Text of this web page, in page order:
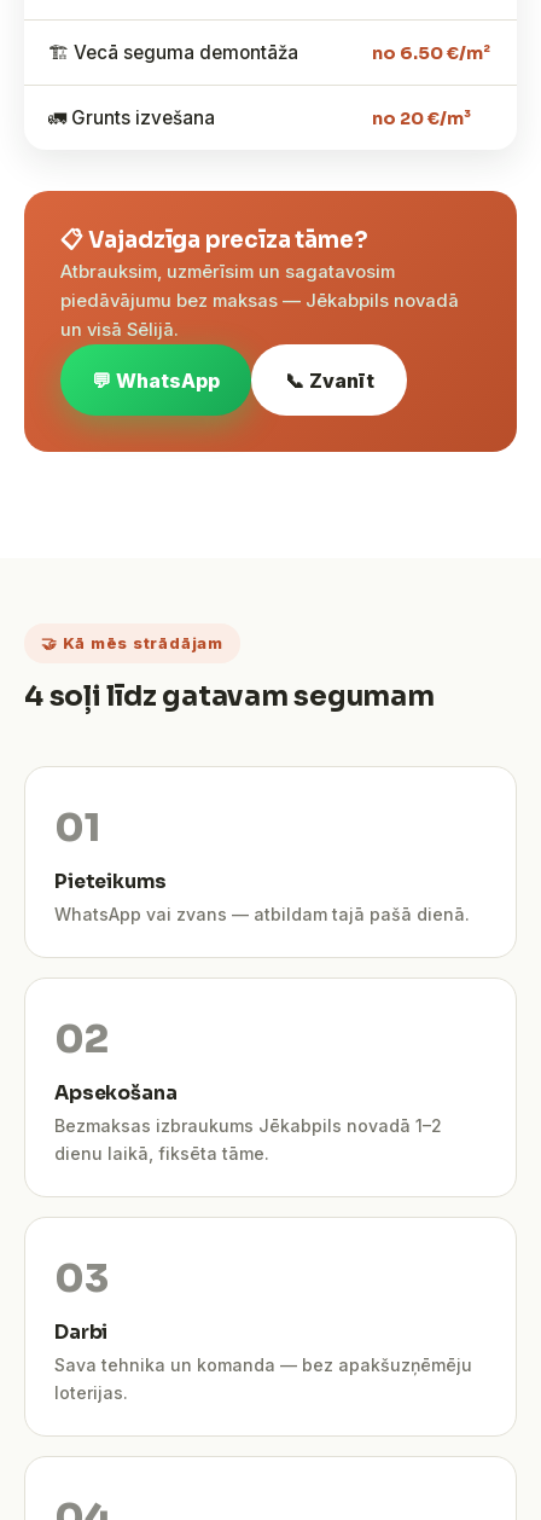
🏗️ Vecā seguma demontāža no 6.50 €/m²
🚛 Grunts izvešana no 20 €/m³
📋 Vajadzīga precīza tāme?
Atbrauksim, uzmērīsim un sagatavosim
piedāvājumu bez maksas — Jēkabpils novadā
un visā Sēlijā.
💬 WhatsApp 📞 Zvanīt
🤝 Kā mēs strādājam
4 soļi līdz gatavam segumam
Pieteikums
WhatsApp vai zvans — atbildam tajā pašā dienā.
Apsekošana
Bezmaksas izbraukums Jēkabpils novadā 1–2
dienu laikā, fiksēta tāme.
Darbi
Sava tehnika un komanda — bez apakšuzņēmēju
loterijas.